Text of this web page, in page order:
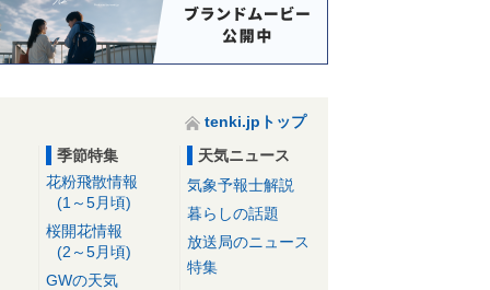
tenki.jpトップ
季節特集
花粉飛散情報
(1～5月頃)
桜開花情報
(2～5月頃)
GWの天気
天気ニュース
気象予報士解説
暮らしの話題
放送局のニュース
特集